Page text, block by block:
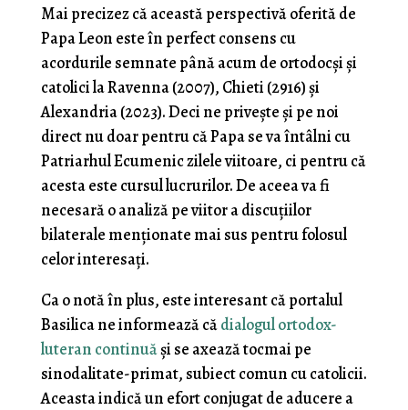
Mai precizez că această perspectivă oferită de
Papa Leon este în perfect consens cu
acordurile semnate până acum de ortodocși și
catolici la Ravenna (2007), Chieti (2916) și
Alexandria (2023). Deci ne privește și pe noi
direct nu doar pentru că Papa se va întâlni cu
Patriarhul Ecumenic zilele viitoare, ci pentru că
acesta este cursul lucrurilor. De aceea va fi
necesară o analiză pe viitor a discuțiilor
bilaterale menționate mai sus pentru folosul
celor interesați.
Ca o notă în plus, este interesant că portalul
Basilica ne informează cădialogul ortodox-
luteran continuăși se axează tocmai pe
sinodalitate-primat, subiect comun cu catolicii.
Aceasta indică un efort conjugat de aducere a